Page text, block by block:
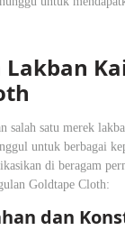
salah satu merek
untuk berbagai
di beragam
Goldtape Cloth:
dan